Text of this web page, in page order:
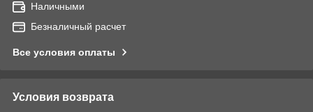
Наличными
Безналичный расчет
Все условия оплаты
Условия возврата